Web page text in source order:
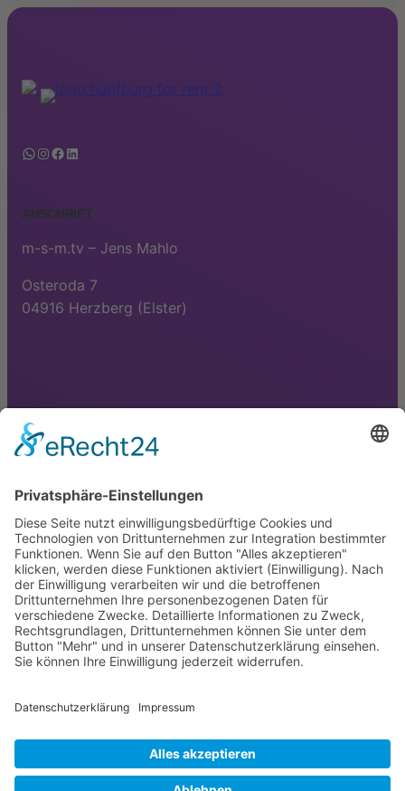
WhatsApp Instagram Facebook LinkedIn
ANSCHRIFT
m-s-m.tv – Jens Mahlo
Osteroda 7
04916 Herzberg (Elster)
MENU
Home
Shop
Über uns
Kontakt
RECHTLICHE ANGABEN
Impressum
AGB
All rights reserved.
Mahlo – m-s-m.tv.